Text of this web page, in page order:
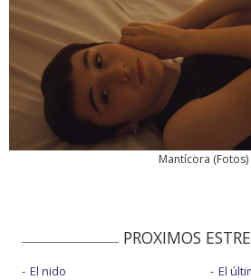
Mantícora (Fotos)
PROXIMOS
El nido
El